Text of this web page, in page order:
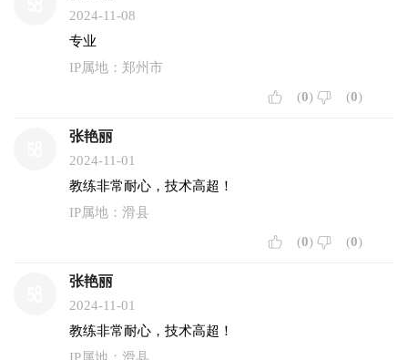
2024-11-08
专业
IP属地：郑州市
(0) (0)
张艳丽
2024-11-01
教练非常耐心，技术高超！
IP属地：滑县
(0) (0)
张艳丽
2024-11-01
教练非常耐心，技术高超！